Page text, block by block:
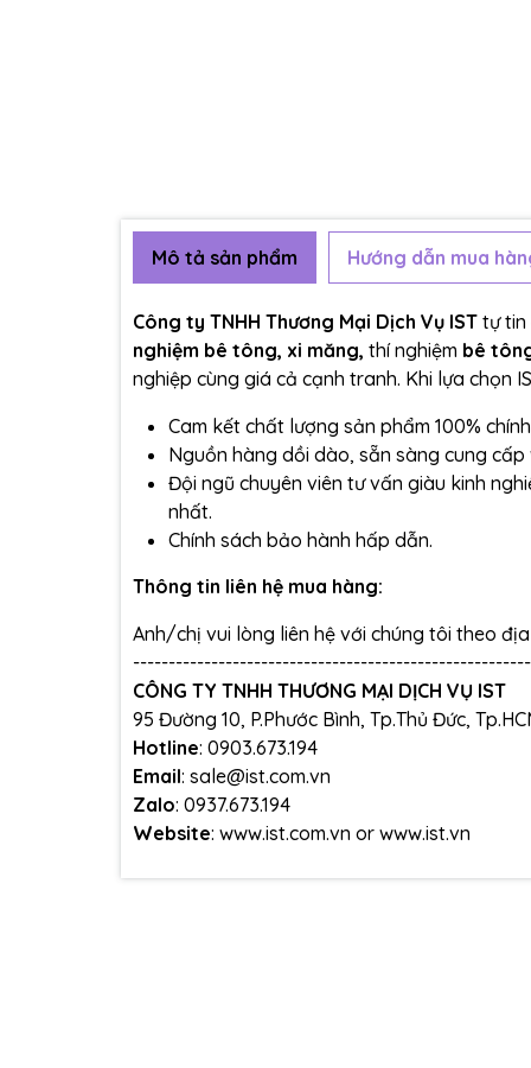
Mô tả sản phẩm Hướng dẫn mua
Công ty TNHH Thương Mại Dịch Vụ IST tự tin
nghiệm bê tông, xi măng, thí nghiệm bê
nghiệp cùng giá cả cạnh tranh. Khi lựa chọn
Cam kết chất lượng sản phẩm 100%
Nguồn hàng dồi dào, sẵn sàng cung
Đội ngũ chuyên viên tư vấn giàu kinh
nhất.
Chính sách bảo hành hấp dẫn.
Thông tin liên hệ mua hàng:
Anh/chị vui lòng liên hệ với chúng tôi theo
CÔNG TY TNHH THƯƠNG MẠI DỊCH VỤ IST
95 Đường 10, P.Phước Bình, Tp.Thủ Đức,
Hotline: 0903.673.194
Email: sale@ist.com.vn
Zalo: 0937.673.194
Website: www.ist.com.vn or www.ist.vn